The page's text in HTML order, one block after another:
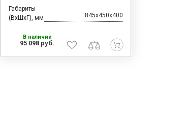
Габариты
(ВхШхГ), мм
845x450x400
В наличии
95 098 руб.